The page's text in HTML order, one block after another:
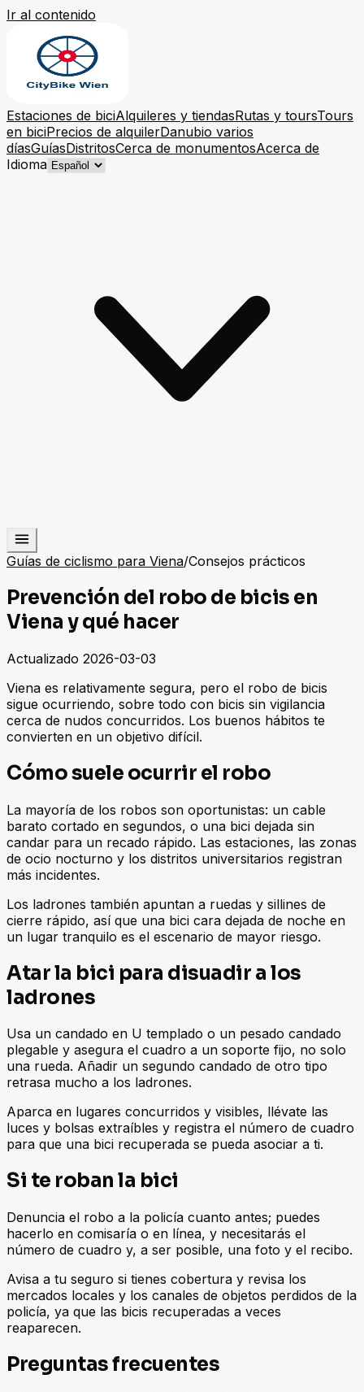
Ir al contenido
Estaciones de biciAlquileres y tiendasRutas y toursTours
en biciPrecios de alquilerDanubio varios
díasGuíasDistritosCerca de monumentosAcerca de
Idioma
Guías de ciclismo para Viena/Consejos prácticos
Prevención del robo de bicis en
Viena y qué hacer
Actualizado 2026-03-03
Viena es relativamente segura, pero el robo de bicis
sigue ocurriendo, sobre todo con bicis sin vigilancia
cerca de nudos concurridos. Los buenos hábitos te
convierten en un objetivo difícil.
Cómo suele ocurrir el robo
La mayoría de los robos son oportunistas: un cable
barato cortado en segundos, o una bici dejada sin
candar para un recado rápido. Las estaciones, las zonas
de ocio nocturno y los distritos universitarios registran
más incidentes.
Los ladrones también apuntan a ruedas y sillines de
cierre rápido, así que una bici cara dejada de noche en
un lugar tranquilo es el escenario de mayor riesgo.
Atar la bici para disuadir a los
ladrones
Usa un candado en U templado o un pesado candado
plegable y asegura el cuadro a un soporte fijo, no solo
una rueda. Añadir un segundo candado de otro tipo
retrasa mucho a los ladrones.
Aparca en lugares concurridos y visibles, llévate las
luces y bolsas extraíbles y registra el número de cuadro
para que una bici recuperada se pueda asociar a ti.
Si te roban la bici
Denuncia el robo a la policía cuanto antes; puedes
hacerlo en comisaría o en línea, y necesitarás el
número de cuadro y, a ser posible, una foto y el recibo.
Avisa a tu seguro si tienes cobertura y revisa los
mercados locales y los canales de objetos perdidos de la
policía, ya que las bicis recuperadas a veces
reaparecen.
Preguntas frecuentes